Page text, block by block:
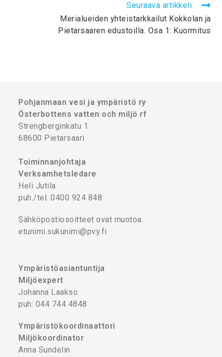
Seuraava artikkeli
Merialueiden yhteistarkkailut Kokkolan ja
Pietarsaaren edustoilla. Osa 1: Kuormitus
Pohjanmaan vesi ja ympäristö ry
Österbottens vatten och miljö rf
Strengberginkatu 1
68600 Pietarsaari
Toiminnanjohtaja
Verksamhetsledare
Heli Jutila
puh./tel. 0400 924 848
Sähköpostiosoitteet ovat muotoa:
etunimi.sukunimi@pvy.fi
Ympäristöasiantuntija
Miljöexpert
Johanna Laakso
puh: 044 744 4848
Ympäristökoordinaattori
Miljökoordinator
Anna Sundelin